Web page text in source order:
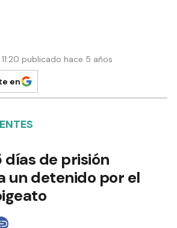
publicado hace 5 años
en
de prisión
un detenido por el